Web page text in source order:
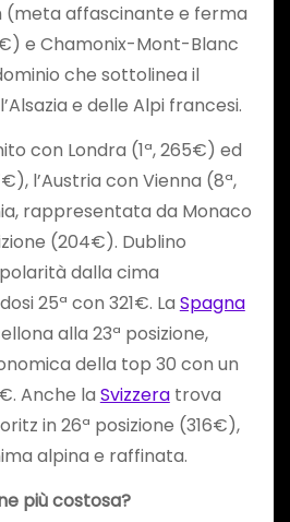
(meta affascinante e ferma
e Chamonix-Mont-Blanc
che sottolinea il
e delle Alpi francesi.
con Londra (1ª, 265€) ed
l’Austria con Vienna (8ª,
rappresentata da Monaco
(204€). Dublino
dalla cima
25ª con 321€. La Spagna
alla 23ª posizione,
della top 30 con un
Anche la Svizzeratrova
in 26ª posizione (316€),
alpina e raffinata.
più costosa?